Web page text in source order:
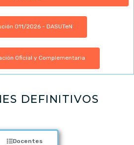
011/2026 - DASUTeN
Oficial y Complementaria
DEFINITIVOS
Docentes